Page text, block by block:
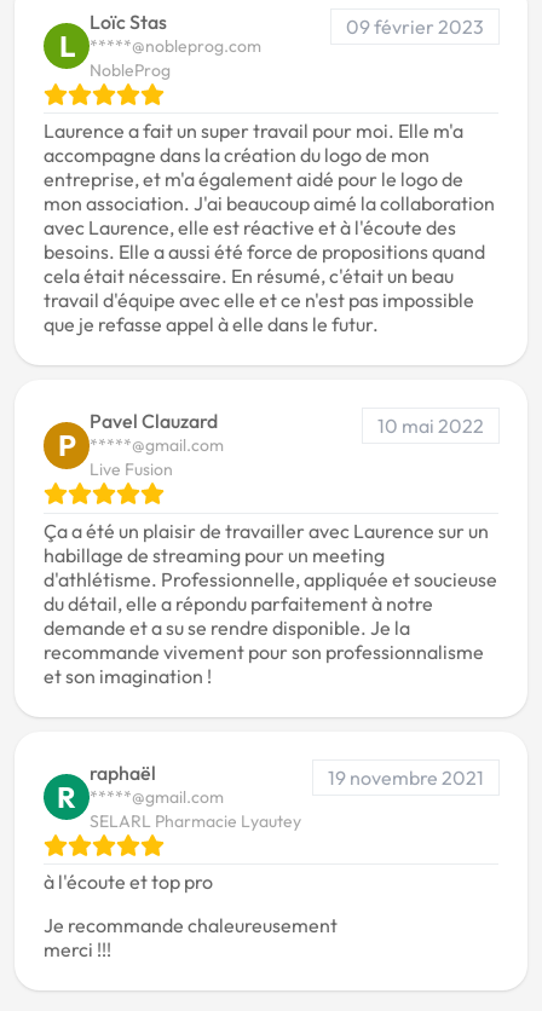
L
Loïc Stas
*****@nobleprog.com
NobleProg
09 février 2023
Laurence a fait un super travail pour moi. Elle m'a
accompagne dans la création du logo de mon
entreprise, et m'a également aidé pour le logo de
mon association. J'ai beaucoup aimé la collaboration
avec Laurence, elle est réactive et à l'écoute des
besoins. Elle a aussi été force de propositions quand
cela était nécessaire. En résumé, c'était un beau
travail d'équipe avec elle et ce n'est pas impossible
que je refasse appel à elle dans le futur.
P
Pavel Clauzard
*****@gmail.com
Live Fusion
10 mai 2022
Ça a été un plaisir de travailler avec Laurence sur un
habillage de streaming pour un meeting
d'athlétisme. Professionnelle, appliquée et soucieuse
du détail, elle a répondu parfaitement à notre
demande et a su se rendre disponible. Je la
recommande vivement pour son professionnalisme
et son imagination !
R
raphaël
*****@gmail.com
SELARL Pharmacie Lyautey
19 novembre 2021
à l'écoute et top pro
Je recommande chaleureusement
merci !!!